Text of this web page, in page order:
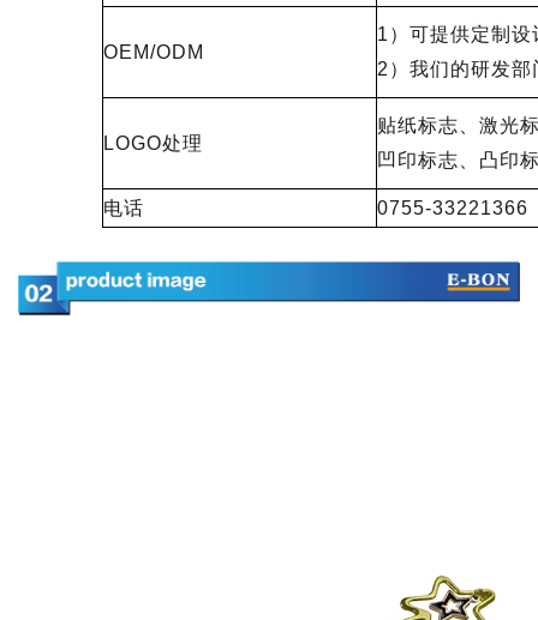
OEM/ODM
1）可提供定制
2）我们的研发部
LOGO处理
贴纸标志、激光
凹印标志、凸印
电话 0755-33221366